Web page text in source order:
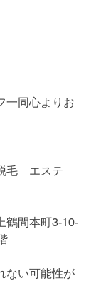
一同心よりお
毛　エステ
鶴間本町3-10-
ない可能性が